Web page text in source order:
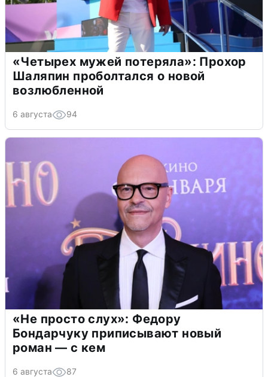
«Четырех мужей потеряла»: Прохор
Шаляпин проболтался о новой
возлюбленной
6 августа 94
«Не просто слух»: Федору
Бондарчуку приписывают новый
роман — с кем
6 августа 87